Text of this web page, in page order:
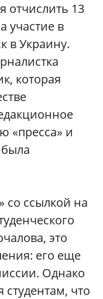
отчислить 13
участие в
в Украину.
которая
«пресса» и
была
» со ссылкой на
это
его еще
Однако
что